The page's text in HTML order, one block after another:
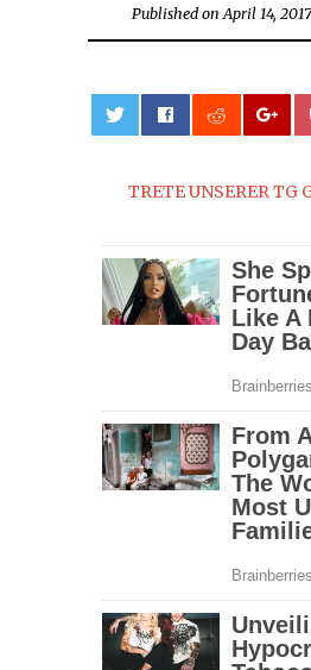
Published on April 14, 2017
TRETE UNSERER TG